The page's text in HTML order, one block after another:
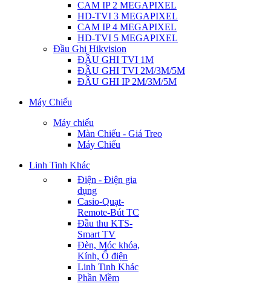
CAM IP 2 MEGAPIXEL
HD-TVI 3 MEGAPIXEL
CAM IP 4 MEGAPIXEL
HD-TVI 5 MEGAPIXEL
Đầu Ghi Hikvision
ĐẦU GHI TVI 1M
ĐẦU GHI TVI 2M/3M/5M
ĐẦU GHI IP 2M/3M/5M
Máy Chiếu
Máy chiếu
Màn Chiếu - Giá Treo
Máy Chiếu
Linh Tinh Khác
Điện - Điện gia
dụng
Casio-Quạt-
Remote-Bút TC
Đầu thu KTS-
Smart TV
Đèn, Móc khóa,
Kính, Ổ điện
Linh Tinh Khác
Phần Mềm